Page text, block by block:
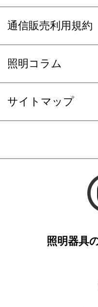
通信販売利用規約
照明コラム
サイトマップ
照明器具